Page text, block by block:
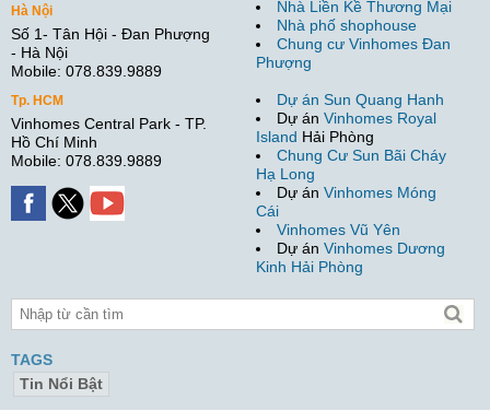
Hà Nội
Số 1- Tân Hội - Đan Phượng
- Hà Nội
Mobile: 078.839.9889
Tp. HCM
Vinhomes Central Park - TP.
Hồ Chí Minh
Mobile: 078.839.9889
Nhà Liền Kề Thương Mại
Nhà phố shophouse
Chung cư Vinhomes Đan
Phượng
Dự án Sun Quang Hanh
Dự án Vinhomes Royal
Island Hải Phòng
Chung Cư Sun Bãi Cháy
Hạ Long
Dự án Vinhomes Móng
Cái
Vinhomes Vũ Yên
Dự án Vinhomes Dương
Kinh Hải Phòng
TAGS
Tin Nổi Bật